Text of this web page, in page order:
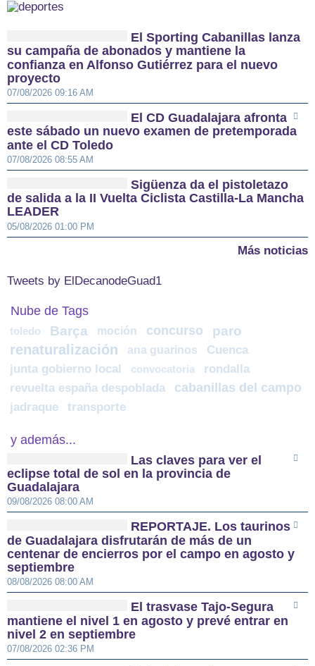
El Sporting Cabanillas lanza
su campaña de abonados y mantiene la
confianza en Alfonso Gutiérrez para el nuevo
proyecto
07/08/2026 09:16 AM
El CD Guadalajara afronta
este sábado un nuevo examen de pretemporada
ante el CD Toledo
07/08/2026 08:55 AM
Sigüenza da el pistoletazo
de salida a la II Vuelta Ciclista Castilla-La Mancha
LEADER
05/08/2026 01:00 PM
Más noticias
Tweets by ElDecanodeGuad1
Nube de Tags
toledo Barça moción concurso paro
renaturalización ana guarinos
Cuenca
junta gobierno local
convocatoria
rondalla
revuelta españa despoblada
cabanillas del campo
jadraque transporte
y además...
Las claves para ver el
eclipse total de sol en la provincia de
Guadalajara
09/08/2026 08:00 AM
REPORTAJE. Los taurinos
de Guadalajara disfrutarán de más de un
centenar de encierros por el campo en agosto y
septiembre
08/08/2026 08:00 AM
El trasvase Tajo-Segura
mantiene el nivel 1 en agosto y prevé entrar en
nivel 2 en septiembre
07/08/2026 02:36 PM